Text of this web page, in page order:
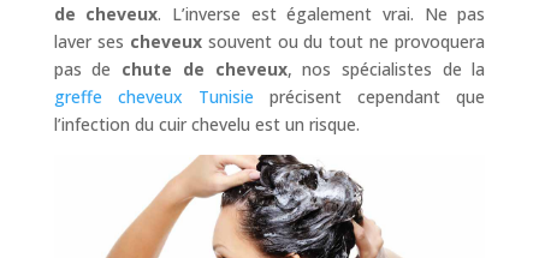
de cheveux. L’inverse est également vrai. Ne pas
laver ses cheveuxsouvent ou du tout ne provoquera
pas de chute de cheveux, nos spécialistes de la
greffe cheveux Tunisie précisent cependant que
l’infection du cuir chevelu est un risque.